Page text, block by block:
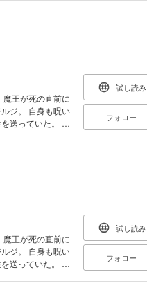
王が死の直前に
ジ。 自身も呪い
送っていた。 数
と、家族も仲間
ジー！ 分冊版
一のものとな
試し読み
フォロー
王が死の直前に
ジ。 自身も呪い
っていた。 数
試し読み
フォロー